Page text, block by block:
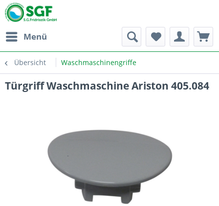
Menü
Übersicht Waschmaschinengriffe
Türgriff Waschmaschine Ariston 405.084